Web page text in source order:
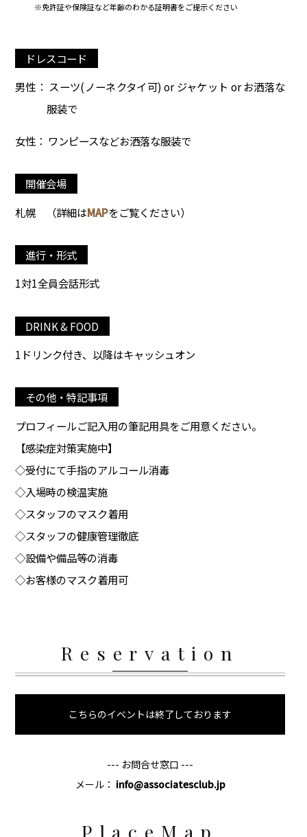
※免許証や保険証など年齢のわかる証明書をご提示ください
ドレスコード
男性： スーツ(ノーネクタイ可) or ジャケット or お洒落な
服装で
女性： ワンピースなどお洒落な服装で
開催会場
札幌
（詳細はMAPをご覧ください）
進行・形式
1対1全員会話形式
DRINK & FOOD
1ドリンク付き、以降はキャッシュオン
その他・特記事項
プロフィールご記入用の筆記用具をご用意ください。
【感染症対策実施中】
◇受付にて手指のアルコール消毒
◇入場時の検温実施
◇スタッフのマスク着用
◇スタッフの健康管理徹底
◇設備や備品等の消毒
◇お客様のマスク着用可
Reservation
こちらのイベントは終了しております
--- お問合せ窓口 ---
メール： info@associatesclub.jp
PlaceMap